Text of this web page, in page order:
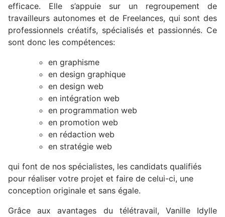
efficace. Elle s’appuie sur un regroupement de
travailleurs autonomes et de Freelances, qui sont des
professionnels créatifs, spécialisés et passionnés. Ce
sont donc les compétences:
en graphisme
en design graphique
en design web
en intégration web
en programmation web
en promotion web
en rédaction web
en stratégie web
qui font de nos spécialistes, les candidats qualifiés
pour réaliser votre projet et faire de celui-ci, une
conception originale et sans égale.
Grâce aux avantages du télétravail, Vanille Idylle